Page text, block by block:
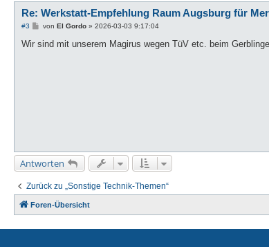
Re: Werkstatt-Empfehlung Raum Augsburg für
#3
B
i
von El Gordo» 2026-03-03 9:17:04
Wir sind mit unserem Magirus wegen TüV etc. beim
Antworten
Zurück zu „Sonstige Technik-Themen“
Foren-Übersicht